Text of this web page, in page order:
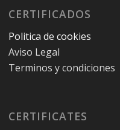
CERTIFICADOS
Politica de cookies
Aviso Legal
Terminos y condiciones
CERTIFICATES